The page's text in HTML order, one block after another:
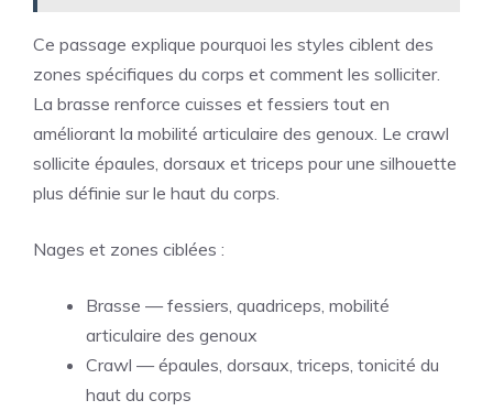
Ce passage explique pourquoi les styles ciblent des
zones spécifiques du corps et comment les solliciter.
La brasse renforce cuisses et fessiers tout en
améliorant la mobilité articulaire des genoux. Le crawl
sollicite épaules, dorsaux et triceps pour une silhouette
plus définie sur le haut du corps.
Nages et zones ciblées :
Brasse — fessiers, quadriceps, mobilité
articulaire des genoux
Crawl — épaules, dorsaux, triceps, tonicité du
haut du corps